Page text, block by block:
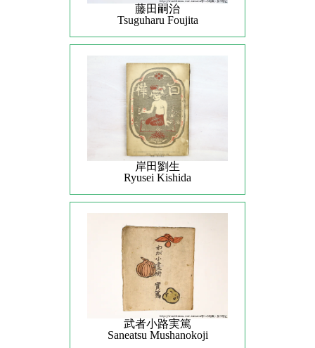
藤田嗣治
Tsuguharu Foujita
岸田劉生
Ryusei Kishida
武者小路実篤
Saneatsu Mushanokoji